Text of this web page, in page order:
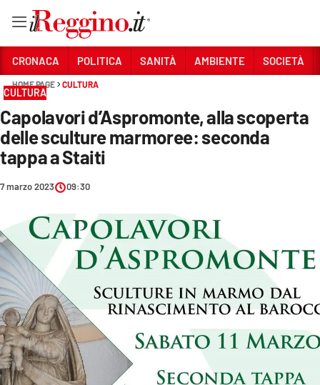
Sezioni
CRONACA
SANITÀ
AMBIENTE
SOCIETÀ
CULTURA
ECONOMIA E LAVORO
EVENTI
SPORT
CRONACA POLITICA SANITÀ AMBIENTE SOCIETÀ
HOME PAGE CULTURA
CULTURA
Capolavori d’Aspromonte, alla scoperta
delle sculture marmoree: seconda
tappa a Staiti
7 marzo 2023 09:30